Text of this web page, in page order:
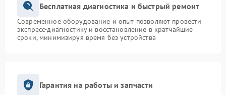
Бесплатная диагностика и быстрый ремонт
Современное оборудование и опыт позволяют провести
экспресс-диагностику и восстановление в кратчайшие
сроки, минимизируя время без устройства
Гарантия на работы и запчасти